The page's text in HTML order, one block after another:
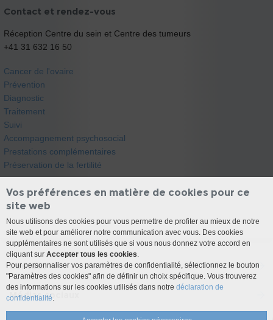
Contact et rendez-vous
Réception Centre du sein et Centre des tumeurs
+41 31 632 16 50
Cancer de l'ovaire
Prévention
Diagnostic
Traitement
Suivi
Accompagnement psychosocial
Prestations complémentaires
Préservation de la fertilité
Contact
Médias sociaux
Vos préférences en matière de cookies pour ce
site web
Nous utilisons des cookies pour vous permettre de profiter au mieux de notre
site web et pour améliorer notre communication avec vous. Des cookies
supplémentaires ne sont utilisés que si vous nous donnez votre accord en
cliquant sur Accepter tous les cookies.
Pour personnaliser vos paramètres de confidentialité, sélectionnez le bouton
"Paramètres des cookies" afin de définir un choix spécifique. Vous trouverez
des informations sur les cookies utilisés dans notre déclaration de
confidentialité.